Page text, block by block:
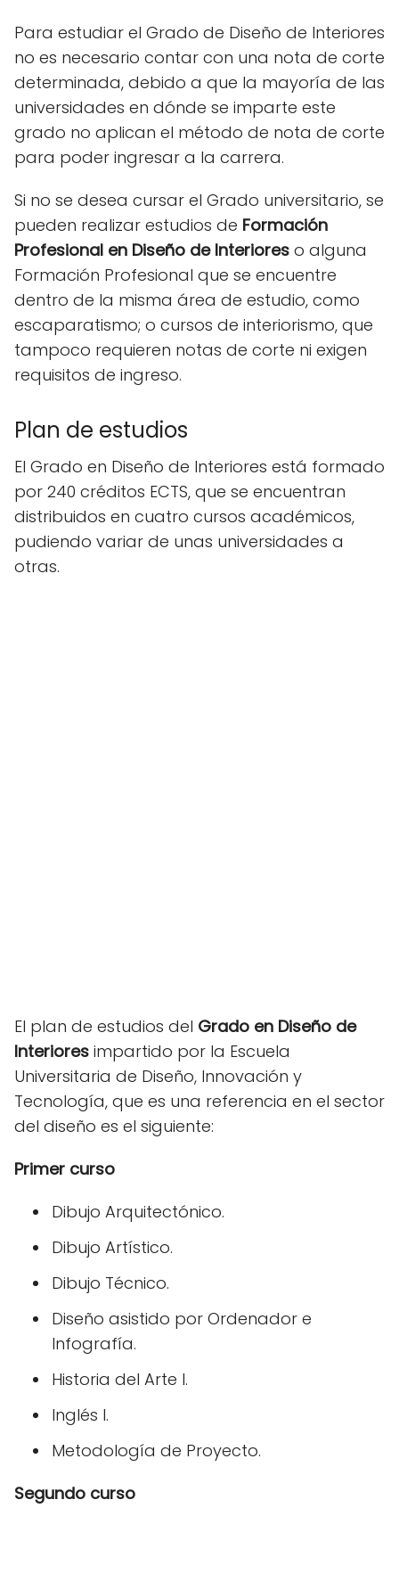
Para estudiar el Grado de Diseño de Interiores
no es necesario contar con una nota de corte
determinada, debido a que la mayoría de las
universidades en dónde se imparte este
grado no aplican el método de nota de corte
para poder ingresar a la carrera.
Si no se desea cursar el Grado universitario, se
pueden realizar estudios de Formación
Profesional en Diseño de Interiores o alguna
Formación Profesional que se encuentre
dentro de la misma área de estudio, como
escaparatismo; o cursos de interiorismo, que
tampoco requieren notas de corte ni exigen
requisitos de ingreso.
Plan de estudios
El Grado en Diseño de Interiores está formado
por 240 créditos ECTS, que se encuentran
distribuidos en cuatro cursos académicos,
pudiendo variar de unas universidades a
otras.
El plan de estudios del Grado en Diseño de
Interiores impartido por la Escuela
Universitaria de Diseño, Innovación y
Tecnología, que es una referencia en el sector
del diseño es el siguiente:
Primer curso
Dibujo Arquitectónico.
Dibujo Artístico.
Dibujo Técnico.
Diseño asistido por Ordenador e
Infografía.
Historia del Arte I.
Inglés I.
Metodología de Proyecto.
Segundo curso